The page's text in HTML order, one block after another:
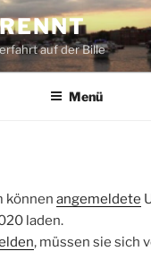
auf der Bille
Menü
können angemeldete
laden.
, müssen sie sich